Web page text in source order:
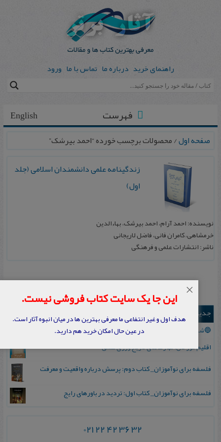
راهنمای خرید درباره ما تماس با ما ورود
English فهرست
صفحه اول/ محصولات برچسب خورده “احمد بیرشک”
زندگینامه علمی دانشمندان اسلامی (جلد
اول)
نویسنده: احمد آرام، احمد بیرشک، بهاءالدین
خرمشاهی، کامران فانی، فاضل لاریجانی
ناشر: انتشارات علمی و فرهنگی
جدیدترین ها
🔵ششمین مدرسه تابستانی انعکاس شهریور ۱۴۰۵
اقلیم مورخان؛ مهارت‌های تاریخ ورزی علمی
فلسفه برای نوآموزان_ کتاب دوم: پرسش درباره واقعیت و معرفت
فلسفه برای نوآموزان_ کتاب اول: تردید در باورهای رایج
021 22 42 36 32
این جا یک سایت کتاب فروشی نیست.
هدف اول و غیر انتفاعی ما معرفی بهترین ها در میان انبوه آثار است.
در عین حال امکان خرید هم دارید.
×